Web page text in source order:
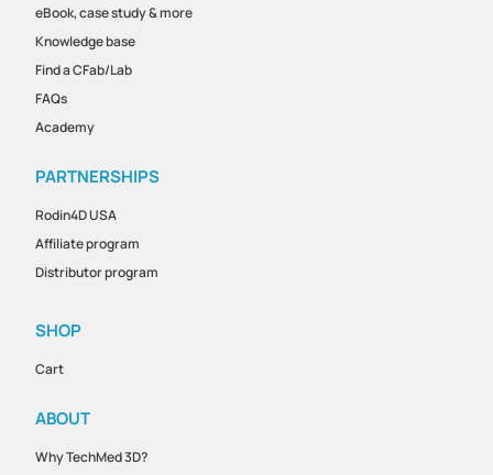
eBook, case study & more
Knowledge base
Find a CFab/Lab
FAQs
Academy
PARTNERSHIPS
Rodin4D USA
Affiliate program
Distributor program
SHOP
Cart
ABOUT
Why TechMed 3D?